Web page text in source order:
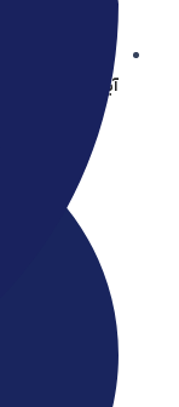
آیساسنتر در